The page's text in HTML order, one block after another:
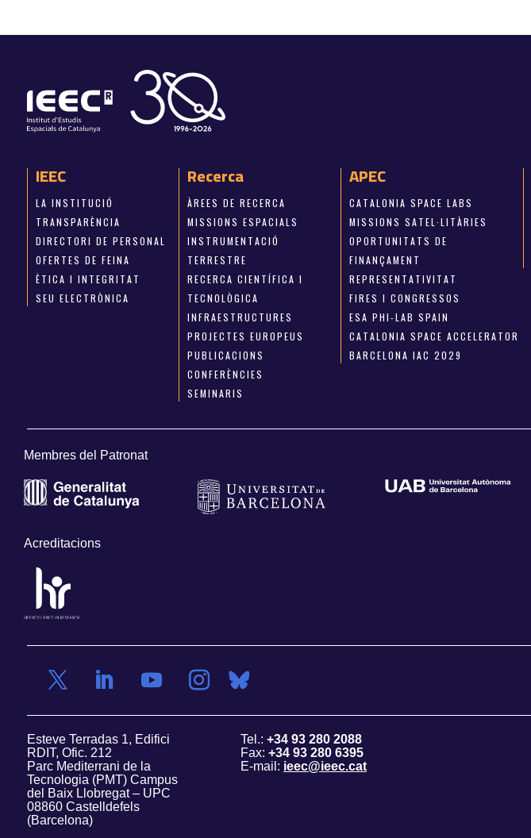
IEEC
LA INSTITUCIÓ
TRANSPARÈNCIA
DIRECTORI DE PERSONAL
OFERTES DE FEINA
ÈTICA I INTEGRITAT
SEU ELECTRÒNICA
Recerca
ÀREES DE RECERCA
MISSIONS ESPACIALS
INSTRUMENTACIÓ
TERRESTRE
RECERCA CIENTÍFICA I
TECNOLÒGICA
INFRAESTRUCTURES
PROJECTES EUROPEUS
PUBLICACIONS
CONFERÈNCIES
SEMINARIS
APEC
CATALONIA SPACE LABS
MISSIONS SATEL·LITÀRIES
OPORTUNITATS DE
FINANÇAMENT
REPRESENTATIVITAT
FIRES I CONGRESSOS
ESA PHI-LAB SPAIN
CATALONIA SPACE ACCELERATOR
BARCELONA IAC 2029
Membres del Patronat
Acreditacions
Esteve Terradas 1, Edifici
RDIT, Ofic. 212
Parc Mediterrani de la
Tecnologia (PMT) Campus
del Baix Llobregat – UPC
08860 Castelldefels
(Barcelona)
Tel.: +34 93 280 2088
Fax: +34 93 280 6395
E-mail: ieec@ieec.cat